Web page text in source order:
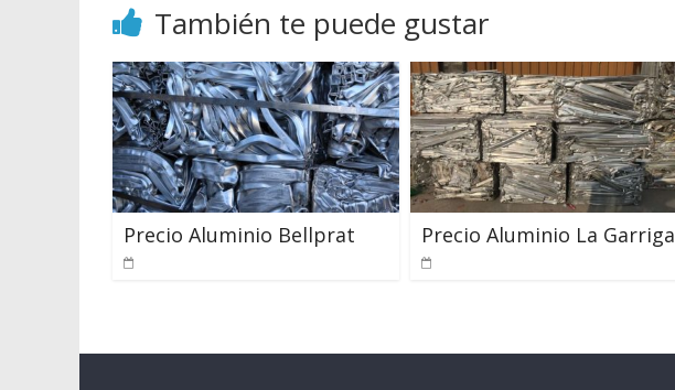
También te puede gustar
Precio Aluminio Bellprat Precio Aluminio La Garriga